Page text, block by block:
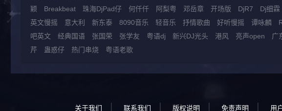
颖
Breakbeat 珠海DjPad仔 何仟仟 阿梨粤 邓岳章 开场版 DjR7 Dj细霖
英文慢摇
意大利 新东泰 8090音乐 轻音乐 抒情歌曲 好听慢摇 谭咏麟
吧英文
经典国语 张国荣 张学友 粤语dj 新兴DJ光头 港风 亮声open 广
芹
蛊惑仔 热门串烧 粤语老歌
关于我们 联系我们 版权说明 免责声明 用